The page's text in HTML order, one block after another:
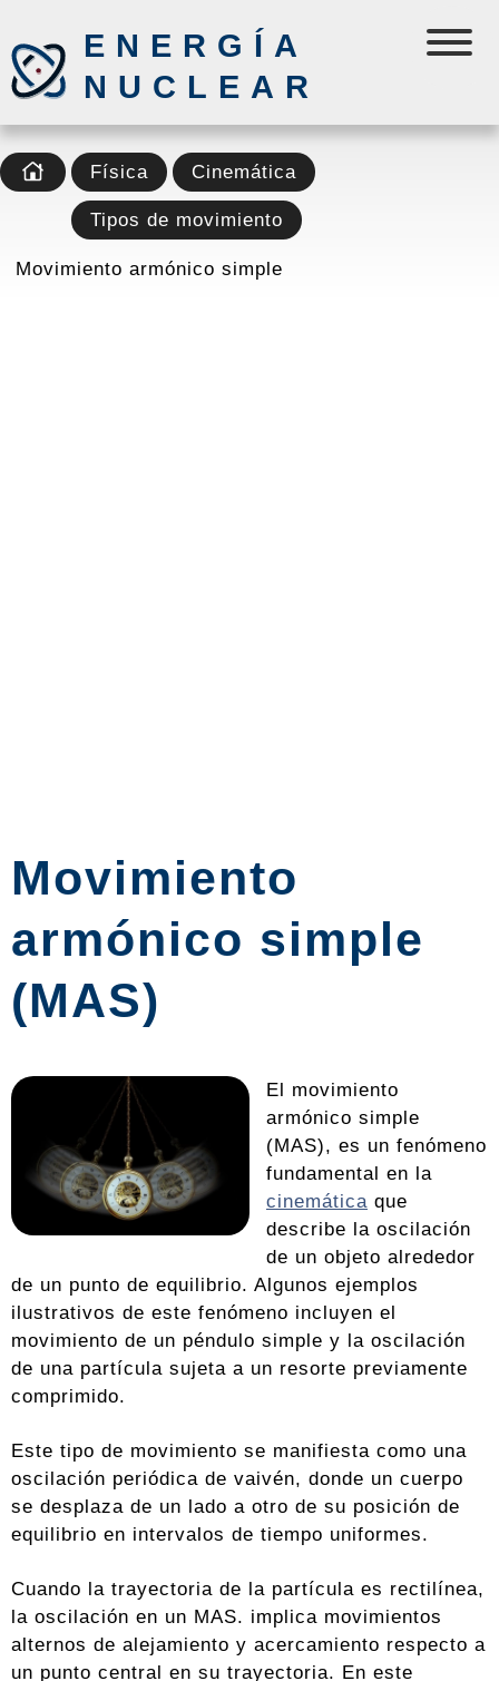
ENERGÍA
NUCLEAR
Física Cinemática
Tipos de movimiento
Movimiento armónico simple
Movimiento
armónico simple
(MAS)
El movimiento
armónico simple
(MAS), es un fenómeno
fundamental en la
cinemática que
describe la oscilación
de un objeto alrededor
de un punto de equilibrio. Algunos ejemplos
ilustrativos de este fenómeno incluyen el
movimiento de un péndulo simple y la oscilación
de una partícula sujeta a un resorte previamente
comprimido.
Este tipo de movimiento se manifiesta como una
oscilación periódica de vaivén, donde un cuerpo
se desplaza de un lado a otro de su posición de
equilibrio en intervalos de tiempo uniformes.
Cuando la trayectoria de la partícula es rectilínea,
la oscilación en un MAS. implica movimientos
alternos de alejamiento y acercamiento respecto a
un punto central en su trayectoria. En este